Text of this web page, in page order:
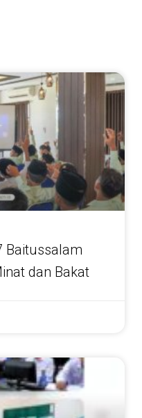
Baitussalam
dan Bakat